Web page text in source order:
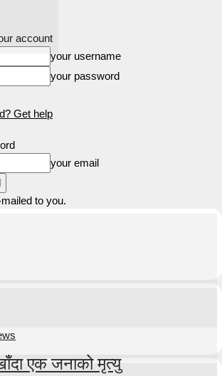
account
your username
your password
Get help
your email
to you.
एक जनाको मृत्यु